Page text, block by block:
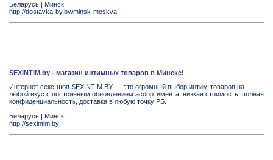
Беларусь | Минск
http://dostavka-by.by/minsk-moskva
SEXINTIM.by - магазин интимных товаров в Минске!
Интернет секс-шоп SEXINTIM.BY — это огромный выбор интим-товаров на
любой вкус с постоянным обновлением ассортимента, низкая стоимость, полная
конфиденциальность, доставка в любую точку РБ.
Беларусь | Минск
http://sexintim.by